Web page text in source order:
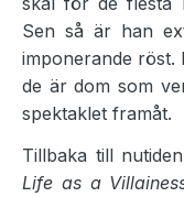
Sen så är han
imponerande röst.
de är dom som
spektaklet framåt.
Tillbaka till
Life as a